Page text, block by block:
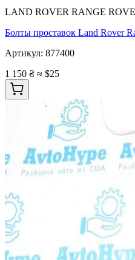
LAND ROVER RANGE
Болты проставок Land Rover
Артикул: 877400
1 150 ₴ ≈ $25